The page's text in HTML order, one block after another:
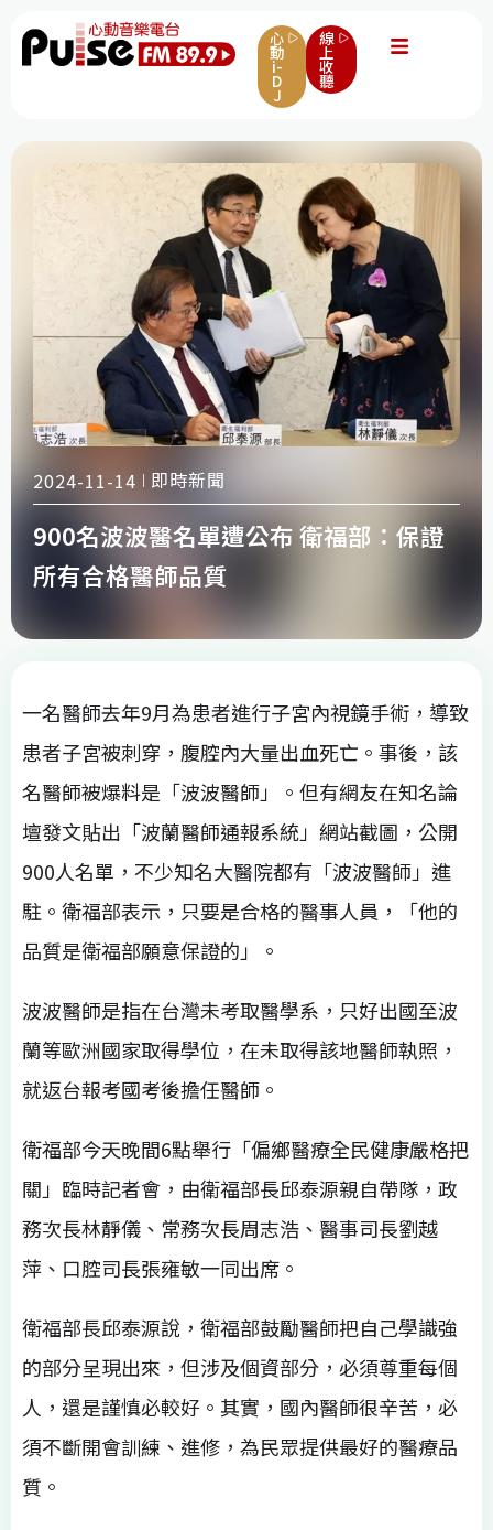
心
動
i-
D
J
線
上
收
聽
2024-11-14 即時新聞
900名波波醫名單遭公布 衛福部：保證
所有合格醫師品質
一名醫師去年9月為患者進行子宮內視鏡手術，導致
患者子宮被刺穿，腹腔內大量出血死亡。事後，該
名醫師被爆料是「波波醫師」。但有網友在知名論
壇發文貼出「波蘭醫師通報系統」網站截圖，公開
900人名單，不少知名大醫院都有「波波醫師」進
駐。衛福部表示，只要是合格的醫事人員，「他的
品質是衛福部願意保證的」。
波波醫師是指在台灣未考取醫學系，只好出國至波
蘭等歐洲國家取得學位，在未取得該地醫師執照，
就返台報考國考後擔任醫師。
衛福部今天晚間6點舉行「偏鄉醫療全民健康嚴格把
關」臨時記者會，由衛福部長邱泰源親自帶隊，政
務次長林靜儀、常務次長周志浩、醫事司長劉越
萍、口腔司長張雍敏一同出席。
衛福部長邱泰源說，衛福部鼓勵醫師把自己學識強
的部分呈現出來，但涉及個資部分，必須尊重每個
人，還是謹慎必較好。其實，國內醫師很辛苦，必
須不斷開會訓練、進修，為民眾提供最好的醫療品
質。